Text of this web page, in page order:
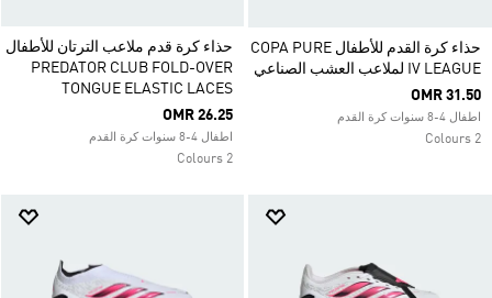
حذاء كرة القدم للأطفال COPA PURE
IV LEAGUE لملاعب العشب الصناعي
OMR 31.50
اطفال 4-8 سنوات كرة القدم
2 Colours
حذاء كرة قدم ملاعب الترتان للأطفال
PREDATOR CLUB FOLD-OVER
TONGUE ELASTIC LACES
OMR 26.25
اطفال 4-8 سنوات كرة القدم
2 Colours